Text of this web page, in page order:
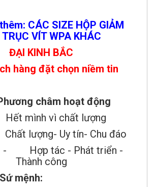
CÁC SIZE HỘP GIẢM
VÍT WPA KHÁC
ĐẠI KINH BẮC
hàng đặt chọn niềm tin
châm hoạt động
mình vì chất lượng
Uy tín- Chu đáo
tác - Phát triển -
Thành công
Sứ mệnh: